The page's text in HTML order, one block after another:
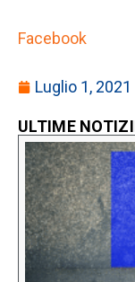
Facebook
Luglio 1, 2021
ULTIME